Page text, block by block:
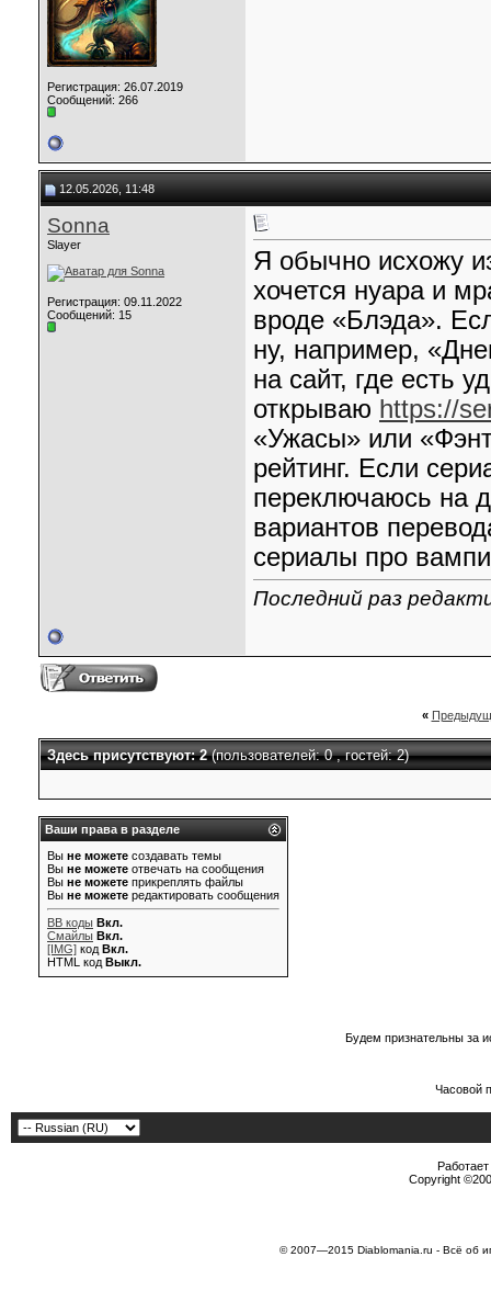
Регистрация: 26.07.2019
Сообщений: 266
12.05.2026, 11:48
Sonna
Slayer
Регистрация: 09.11.2022
Сообщений: 15
Я обычно исхожу
хочется нуара и
вроде «Блэда».
ну, например,
на сайт, где есть
открываю https://
«Ужасы» или
рейтинг. Если
переключаюсь на
вариантов
сериалы про
Последний раз
«
Здесь присутствуют: 2(пользователей: 0 , гостей: 2)
Ваши права в разделе
Вы не можете создавать темы
Вы не можете отвечать на сообщения
Вы не можете прикреплять файлы
Вы не можете редактировать сообщения
BB коды Вкл.
Смайлы Вкл.
[IMG] код Вкл.
HTML код Выкл.
Будем признательны за
Часовой
Copyright
© 2007—2015 Diablomania.ru - Всё об